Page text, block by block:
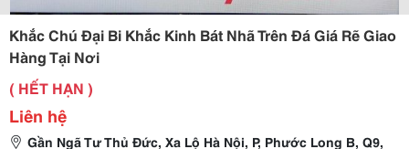
Khắc Chú Đại Bi Khắc Kinh Bát Nhã Trên Đá Giá Rẽ Giao
Hàng Tại Nơi
( HẾT HẠN )
Liên hệ
Gần Ngã Tư Thủ Đức, Xa Lộ Hà Nội, P, Phước Long B, Q9,